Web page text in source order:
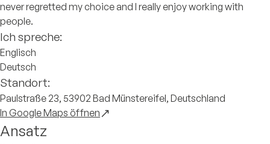
never regretted my choice and I really enjoy working with
people.
Ich spreche:
Englisch
Deutsch
Standort:
Paulstraße 23, 53902 Bad Münstereifel, Deutschland
In Google Maps öffnen
Ansatz